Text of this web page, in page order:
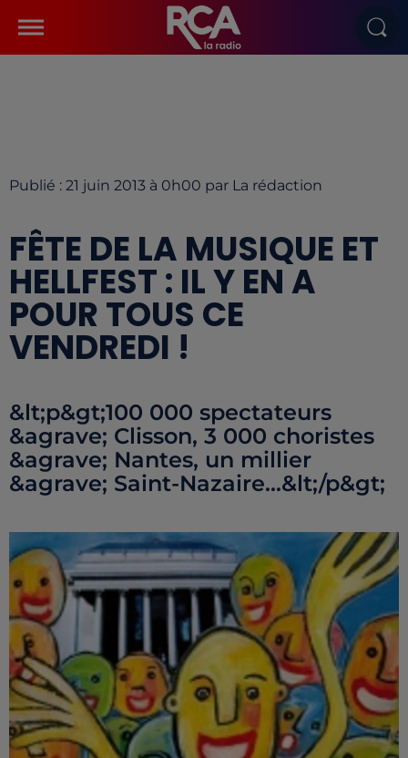
Publié : 21 juin 2013 à 0h00 par La rédaction
FÊTE DE LA MUSIQUE ET
HELLFEST : IL Y EN A
POUR TOUS CE
VENDREDI !
&lt;p&gt;100 000 spectateurs
&agrave; Clisson, 3 000 choristes
&agrave; Nantes, un millier
&agrave; Saint-Nazaire...&lt;/p&gt;